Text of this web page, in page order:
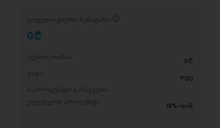
ყოველთვიური შენატანი
0D
სესხის თანხა 0 D
ვადა
თვე
საპროცენტო განაკვეთი
ეფექტური პროცენტი
18%-დან